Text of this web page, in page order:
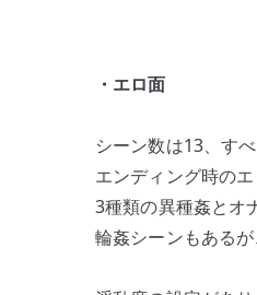
・エロ面
シーン数は13、す
エンディング時の
3種類の異種姦とオ
輪姦シーンもある